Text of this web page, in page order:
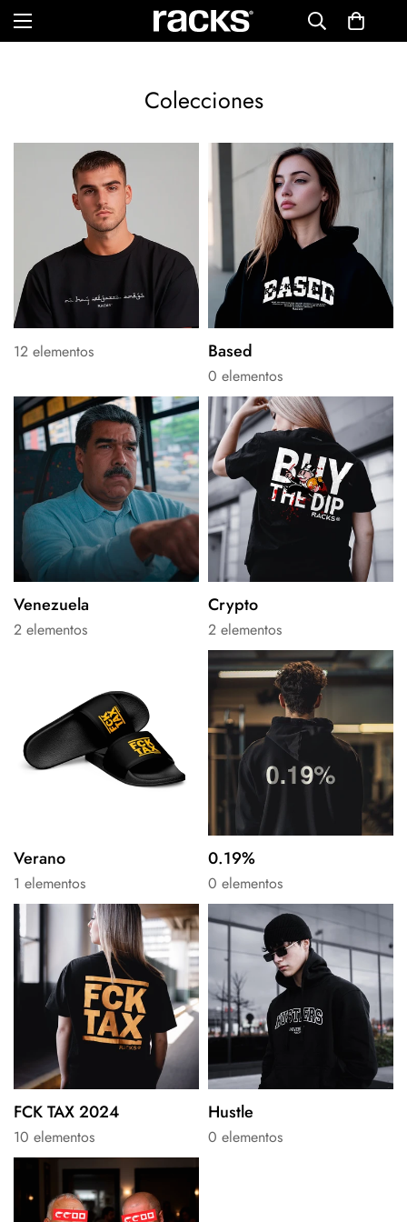
Colecciones
12 elementos Based
0 elementos
Venezuela
2 elementos
Crypto
2 elementos
Verano
1 elementos
0.19%
0 elementos
FCK TAX 2024
10 elementos
Hustle
0 elementos